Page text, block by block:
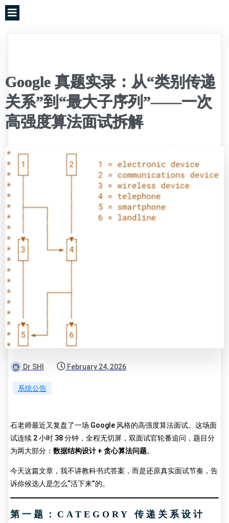
Google 真题实录：从“类别传递
关系”到“最大子序列”——一次
高强度算法面试拆解
Dr SHI February 24, 2026
系统公告
石老师最近又复盘了一场 Google 风格的高强度算法面试。这场面
试连续 2 小时 38 分钟，全程无切屏，双面试官轮番追问，题目分
为两大部分： 数据结构设计 + 贪心算法问题。
今天这篇文章，我不讲教科书式答案，而是还原真实面试节奏，告
诉你候选人是怎么“活下来”的。
第一题：CATEGORY 传递关系设计